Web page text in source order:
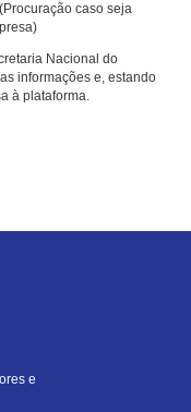
(Procuração caso seja
Nacional do
informações e, estando
à plataforma.
e